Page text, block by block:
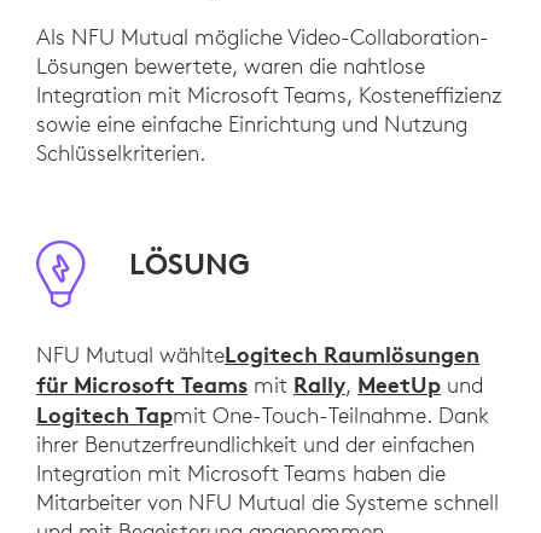
Als NFU Mutual mögliche Video-Collaboration-
Lösungen bewertete, waren die nahtlose
Integration mit Microsoft Teams, Kosteneffizienz
sowie eine einfache Einrichtung und Nutzung
Schlüsselkriterien.
LÖSUNG
NFU Mutual wählteLogitech Raumlösungen
für Microsoft Teams mit Rally, MeetUp und
Logitech Tapmit One-Touch-Teilnahme. Dank
ihrer Benutzerfreundlichkeit und der einfachen
Integration mit Microsoft Teams haben die
Mitarbeiter von NFU Mutual die Systeme schnell